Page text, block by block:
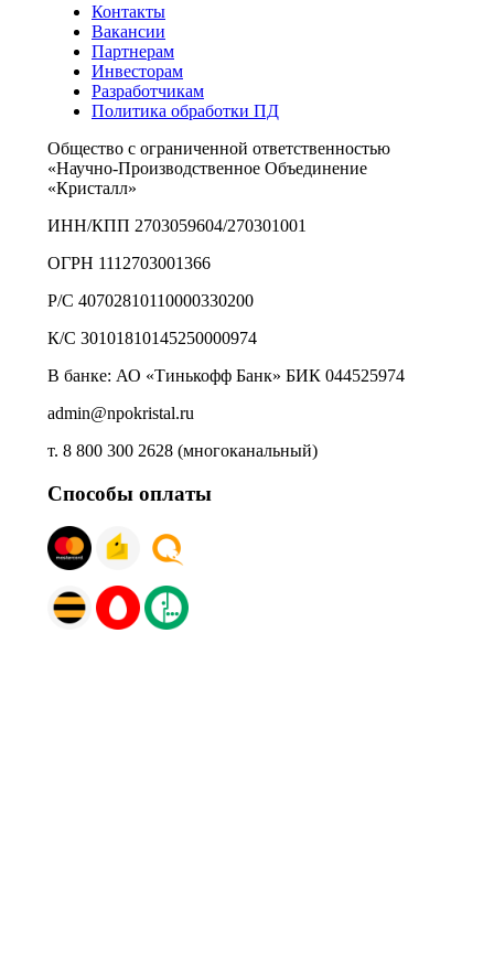
Контакты
Вакансии
Партнерам
Инвесторам
Разработчикам
Политика обработки ПД
Общество с ограниченной ответственностью
«Научно-Производственное Объединение
«Кристалл»
ИНН/КПП 2703059604/270301001
ОГРН 1112703001366
Р/С 40702810110000330200
К/С 30101810145250000974
В банке: АО «Тинькофф Банк» БИК 044525974
admin@npokristal.ru
т. 8 800 300 2628 (многоканальный)
Способы оплаты